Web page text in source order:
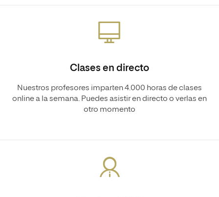
Clases en directo
Nuestros profesores imparten 4.000 horas de clases
online a la semana. Puedes asistir en directo o verlas en
otro momento